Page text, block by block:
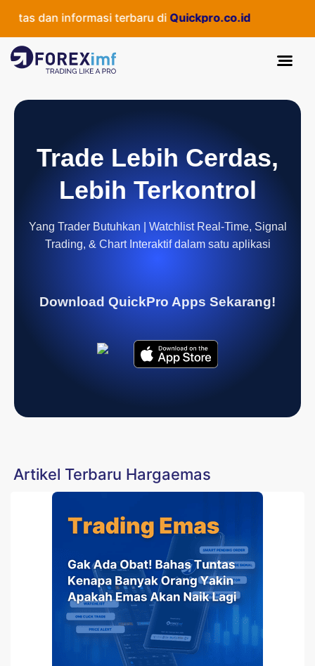
dan informasi terbaru di Quickpro.co.id
Trade Lebih Cerdas,
Lebih Terkontrol
Yang Trader Butuhkan | Watchlist Real-Time, Signal
Trading, & Chart Interaktif dalam satu aplikasi
Download QuickPro Apps Sekarang!
Artikel Terbaru Hargaemas